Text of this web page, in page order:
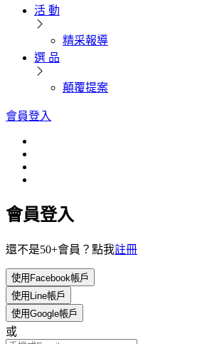
活 動
精采報導
選 品
顛覆提案
會員登入
會員登入
還不是50+會員？點我註冊
使用Facebook帳戶
使用Line帳戶
使用Google帳戶
或